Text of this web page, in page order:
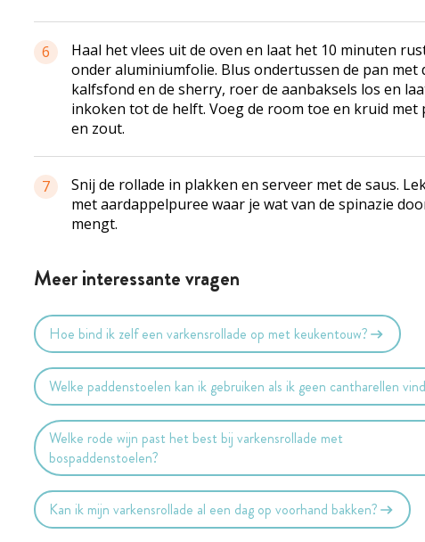
6
Haal het vlees uit de oven en laat het 10 minuten
onder aluminiumfolie. Blus ondertussen de pan met
kalfsfond en de sherry, roer de aanbaksels los en
inkoken tot de helft. Voeg de room toe en kruid met
en zout.
7
Snij de rollade in plakken en serveer met de saus.
met aardappelpuree waar je wat van de spinazie
mengt.
Meer interessante vragen
Hoe bind ik zelf een varkensrollade op met keukentouw?
Welke paddenstoelen kan ik gebruiken als ik geen cantharellen
Welke rode wijn past het best bij varkensrollade met
bospaddenstoelen?
Kan ik mijn varkensrollade al een dag op voorhand bakken?